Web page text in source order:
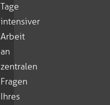
Tage
intensiver
Arbeit
an
zentralen
Fragen
Ihres